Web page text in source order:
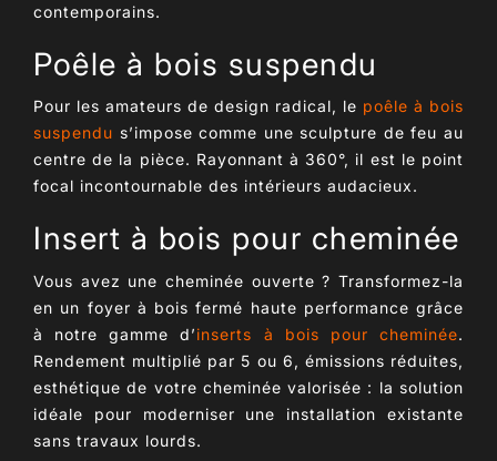
contemporains.
Poêle à bois suspendu
Pour les amateurs de design radical, le poêle à bois
suspendu s’impose comme une sculpture de feu au
centre de la pièce. Rayonnant à 360°, il est le point
focal incontournable des intérieurs audacieux.
Insert à bois pour cheminée
Vous avez une cheminée ouverte ? Transformez-la
en un foyer à bois fermé haute performance grâce
à notre gamme d’inserts à bois pour cheminée.
Rendement multiplié par 5 ou 6, émissions réduites,
esthétique de votre cheminée valorisée : la solution
idéale pour moderniser une installation existante
sans travaux lourds.